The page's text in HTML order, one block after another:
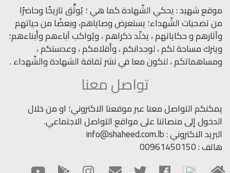
موقع شهيد : يحكي الشّهادة كما هي ؛ يُوثِّق تاريخًا وحاضرًا
من تضحيات الشّهداء؛ يستعرض وصاياهم، وبعضًا من حياتهم
وآثارهم و حكاياتهم ، يخلّد ذكراهم ، ويُواكب آباءهم وأبناءهم؛
ويترك مساحة لكم ، لوجدانكم ، وأقلامكم ، وعدستكم ،
ومساهماتكم ، لنكون معا في نشر ثقافة الشهادة والشّهداء .
تواصل معنا
يمكنكم التواصل معنا عبر موقعنا الاكتروني؛ او من خلال
الدخول إلى منصاتنا على مواقع التواصل الاجتماعي.
البريد الاكتروني : info@shaheed.com.lb
هاتف : 00961450150